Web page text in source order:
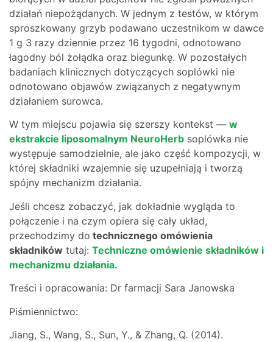
działań niepożądanych. W jednym z testów, w którym
sproszkowany grzyb podawano uczestnikom w dawce
1 g 3 razy dziennie przez 16 tygodni, odnotowano
łagodny ból żołądka oraz biegunkę. W pozostałych
badaniach klinicznych dotyczących soplówki nie
odnotowano objawów związanych z negatywnym
działaniem surowca.
W tym miejscu pojawia się szerszy kontekst — w
ekstrakcie liposomalnym NeuroHerb soplówka nie
występuje samodzielnie, ale jako część kompozycji, w
której składniki wzajemnie się uzupełniają i tworzą
spójny mechanizm działania.
Jeśli chcesz zobaczyć, jak dokładnie wygląda to
połączenie i na czym opiera się cały układ,
przechodzimy do technicznego omówienia
składników tutaj: Techniczne omówienie składników i
mechanizmu działania.
Treści i opracowania: Dr farmacji Sara Janowska
Piśmiennictwo:
Jiang, S., Wang, S., Sun, Y., & Zhang, Q. (2014).